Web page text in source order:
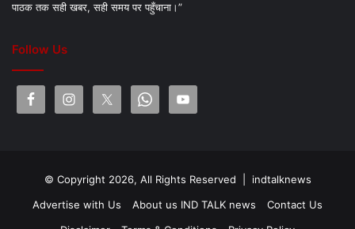
पाठक तक सही खबर, सही समय पर पहुँचाना।”
Follow Us
© Copyright 2026, All Rights Reserved | indtalknews
Advertise with Us
About us IND TALK news
Contact Us